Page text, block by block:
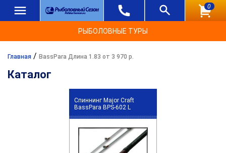
0
РЫБОЛОВНЫЕ ТУРЫ
Главная / BassPara Длина 1.83 от 3 970 р.
Каталог
Спиннинг Major Craft
BassPara BPS-602 L